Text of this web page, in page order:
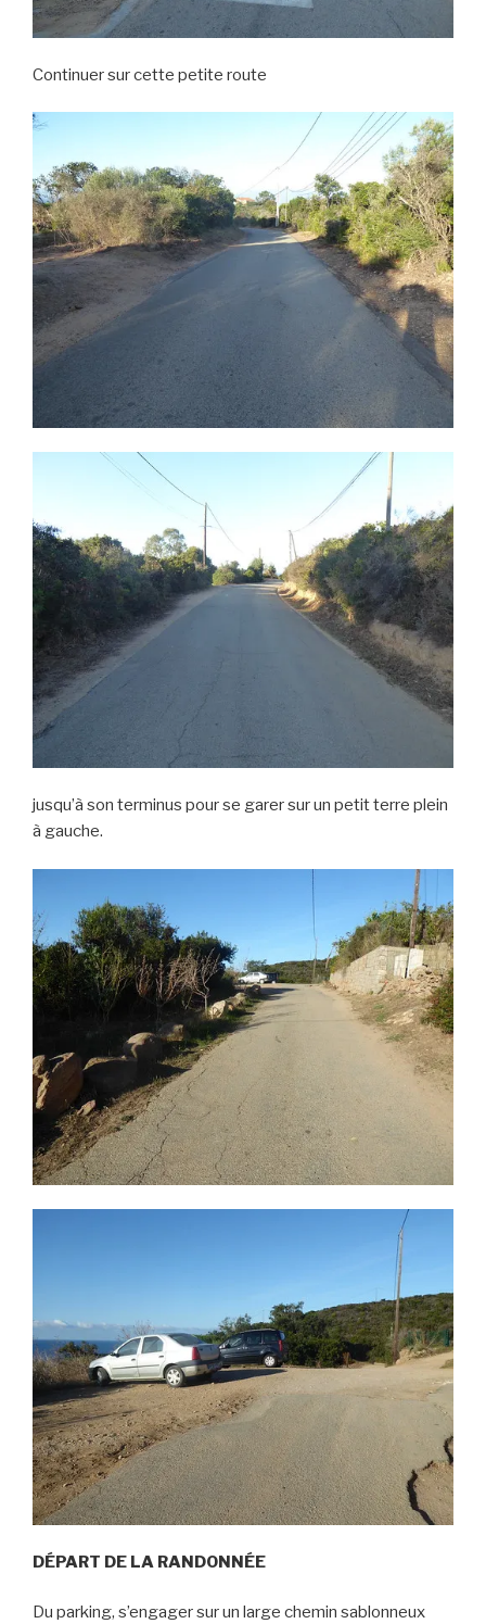
Continuer sur cette petite route
jusqu’à son terminus pour se garer sur un petit terre plein
à gauche.
DÉPART DE LA RANDONNÉE
Du parking, s’engager sur un large chemin sablonneux